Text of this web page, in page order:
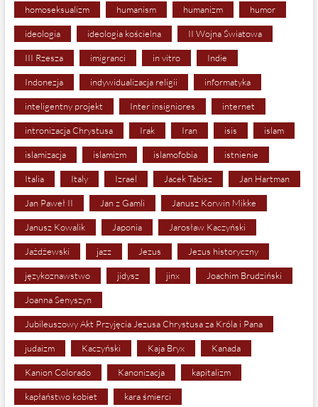
homoseksualizm humanism humanizm humor
ideologia ideologia kościelna II Wojna Światowa
III Rzesza imigranci in vitro Indie
Indonezja indywidualizacja religii informatyka
inteligentny projekt Inter insigniores internet
intronizacja Chrystusa Irak Iran isis islam
islamizacja islamizm islamofobia istnienie
Italia Italy Izrael Jacek Tabisz Jan Hartman
Jan Paweł II Jan z Gamli Janusz Korwin Mikke
Janusz Kowalik Japonia Jarosław Kaczyński
Jażdżewski jazz Jezus Jezus historyczny
językoznawstwo jidysz jinx Joachim Brudziński
Joanna Senyszyn
Jubileuszowy Akt Przyjęcia Jezusa Chrystusa za Króla i Pana
judaizm Kaczyński Kaja Bryx Kanada
Kanion Colorado Kanonizacja kapitalizm
kapłaństwo kobiet kara śmierci